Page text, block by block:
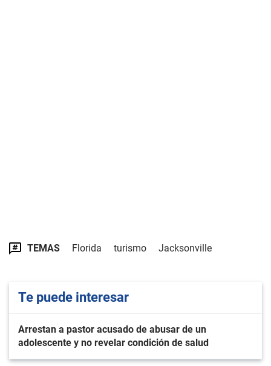
TEMAS Florida turismo Jacksonville
Te puede interesar
Arrestan a pastor acusado de abusar de un
adolescente y no revelar condición de salud